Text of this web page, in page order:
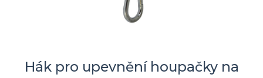
Hák pro upevnění houpačky na